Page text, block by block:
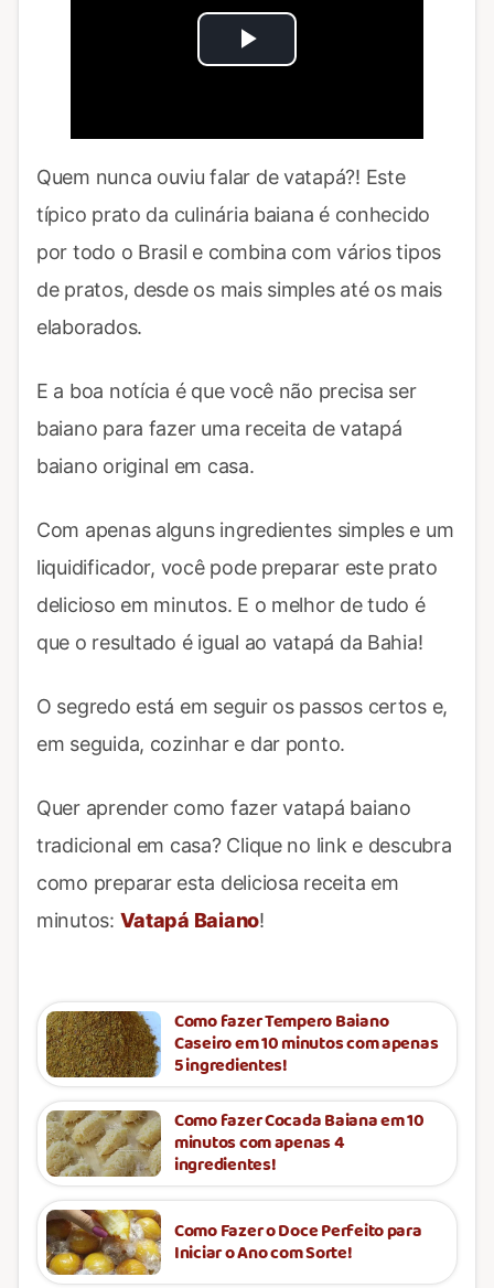
Play
Quem nunca ouviu falar de vatapá?! Este
típico prato da culinária baiana é conhecido
por todo o Brasil e combina com vários tipos
de pratos, desde os mais simples até os mais
elaborados.
E a boa notícia é que você não precisa ser
baiano para fazer uma receita de vatapá
baiano original em casa.
Com apenas alguns ingredientes simples e um
liquidificador, você pode preparar este prato
delicioso em minutos. E o melhor de tudo é
que o resultado é igual ao vatapá da Bahia!
O segredo está em seguir os passos certos e,
em seguida, cozinhar e dar ponto.
Quer aprender como fazer vatapá baiano
tradicional em casa? Clique no link e descubra
como preparar esta deliciosa receita em
minutos: Vatapá Baiano!
Como fazer Tempero Baiano
Caseiro em 10 minutos com apenas
5 ingredientes!
Como fazer Cocada Baiana em 10
minutos com apenas 4
ingredientes!
Como Fazer o Doce Perfeito para
Iniciar o Ano com Sorte!